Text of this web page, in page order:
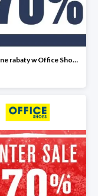
Wiosenne rabaty w Office Shoes do -70%